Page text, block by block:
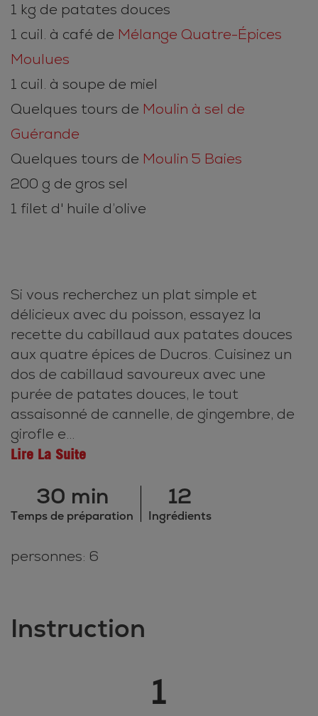
1 kg de patates douces
1 cuil. à café de Mélange Quatre-Épices
Moulues
1 cuil. à soupe de miel
Quelques tours de Moulin à sel de
Guérande
Quelques tours de Moulin 5 Baies
200 g de gros sel
1 filet d' huile d’olive
Si vous recherchez un plat simple et
délicieux avec du poisson, essayez la
recette du cabillaud aux patates douces
aux quatre épices de Ducros. Cuisinez un
dos de cabillaud savoureux avec une
purée de patates douces, le tout
assaisonné de cannelle, de gingembre, de
girofle e...
Lire La Suite
30 min
Temps de préparation
12
Ingrédients
personnes: 6
Instruction
1